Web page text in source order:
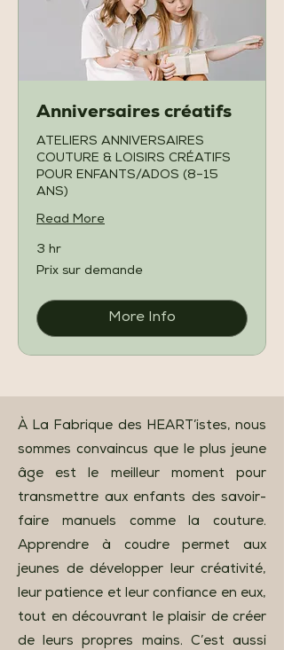
Anniversaires créatifs
ATELIERS ANNIVERSAIRES
COUTURE & LOISIRS CRÉATIFS
POUR ENFANTS/ADOS (8–15
ANS)
Read More
3 hr
Prix
sur
Prix sur demande
More Info
À La Fabrique des HEART’istes, nous
sommes convaincus que le plus jeune
âge est le meilleur moment pour
transmettre aux enfants des savoir-
faire manuels comme la couture.
Apprendre à coudre permet aux
jeunes de développer leur créativité,
leur patience et leur confiance en eux,
tout en découvrant le plaisir de créer
de leurs propres mains. C’est aussi